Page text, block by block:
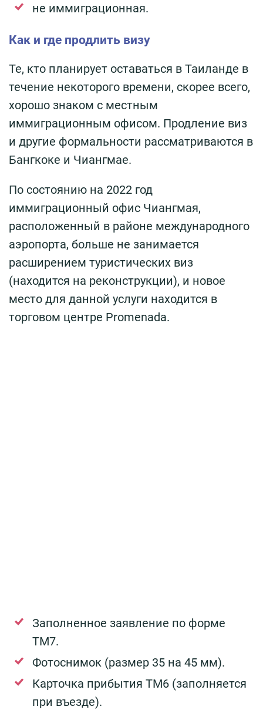
не иммиграционная.
Как и где продлить визу
Те, кто планирует оставаться в Таиланде в
течение некоторого времени, скорее всего,
хорошо знаком с местным
иммиграционным офисом. Продление виз
и другие формальности рассматриваются в
Бангкоке и Чиангмае.
По состоянию на 2022 год
иммиграционный офис Чиангмая,
расположенный в районе международного
аэропорта, больше не занимается
расширением туристических виз
(находится на реконструкции), и новое
место для данной услуги находится в
торговом центре Promenada.
Заполненное заявление по форме
ТМ7.
Фотоснимок (размер 35 на 45 мм).
Карточка прибытия ТМ6 (заполняется
при въезде).